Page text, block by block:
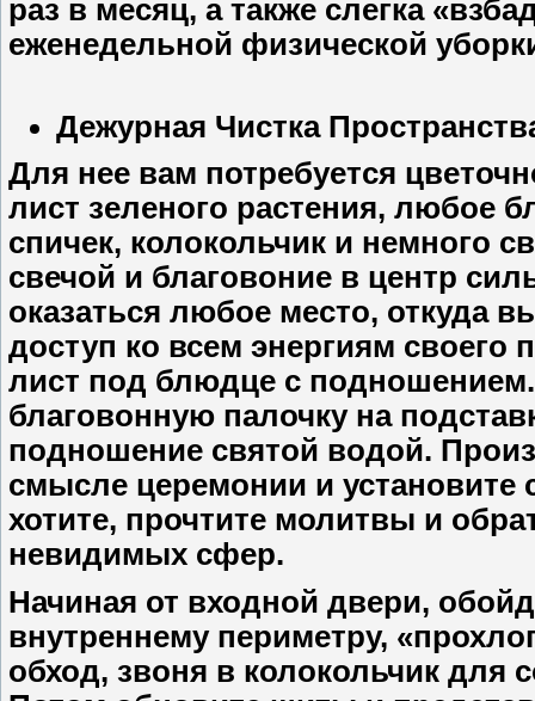
раз в месяц, а также слегка
еженедельной физической
Дежурная Чистка
Для нее вам потребуется
лист зеленого растения, любое
спичек, колокольчик и немного
свечой и благовоние в центр
оказаться любое место, откуда
доступ ко всем энергиям своего
лист под блюдце с
благовонную палочку на
подношение святой водой.
смысле церемонии и установите
хотите, прочтите молитвы и
невидимых сфер.
Начиная от входной двери,
внутреннему периметру,
обход, звоня в колокольчик для